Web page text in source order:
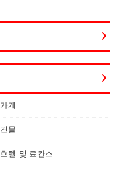
가게
건물
호텔 및 료칸스